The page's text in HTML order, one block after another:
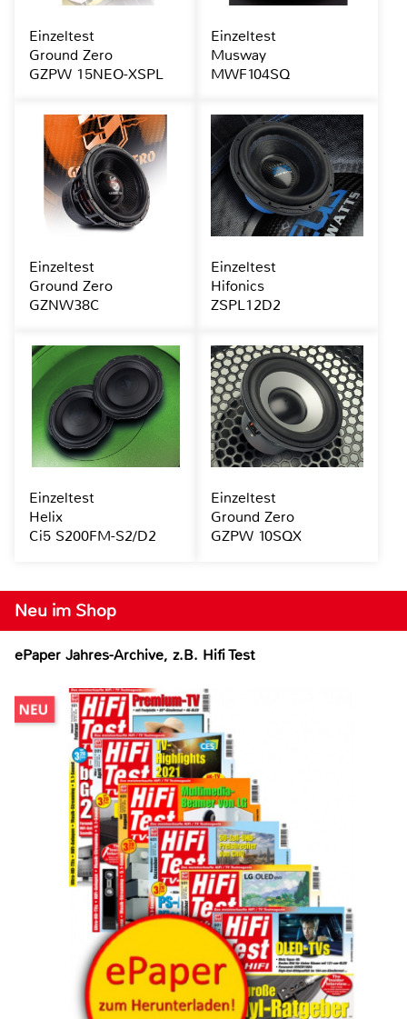
Neu im Shop
ePaper Jahres-Archive, z.B. Hifi Test
Einzeltest
Ground Zero
GZPW 15NEO-XSPL
Einzeltest
Musway
MWF104SQ
Einzeltest
Ground Zero
GZNW38C
Einzeltest
Hifonics
ZSPL12D2
Einzeltest
Helix
Ci5 S200FM-S2/D2
Einzeltest
Ground Zero
GZPW 10SQX